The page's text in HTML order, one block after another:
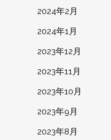
2024年2月
2024年1月
2023年12月
2023年11月
2023年10月
2023年9月
2023年8月